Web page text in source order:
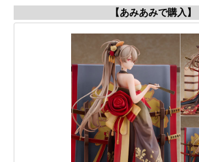
【あみあみで購入】